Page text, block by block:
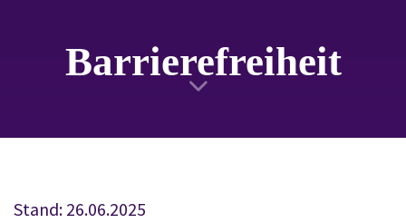
Barriere­freiheit
Stand: 26.06.2025